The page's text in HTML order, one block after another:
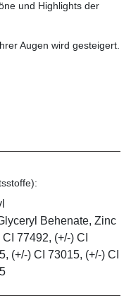
und Highlights der
Augen wird gesteigert.
Behenate, Zinc
77492, (+/-) CI
(+/-) CI 73015, (+/-) CI